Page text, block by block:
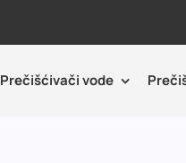
Prečišćivači vode